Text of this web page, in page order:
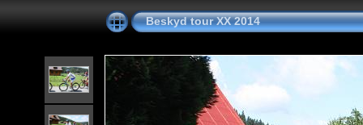
Beskyd tour XX 2014